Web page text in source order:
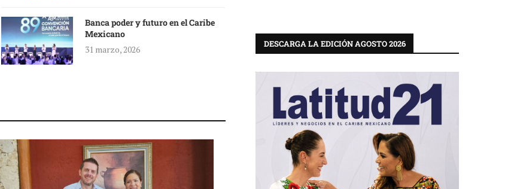
Banca poder y futuro en el Caribe
Mexicano
31 marzo, 2026
DESCARGA LA EDICIÓN AGOSTO 2026